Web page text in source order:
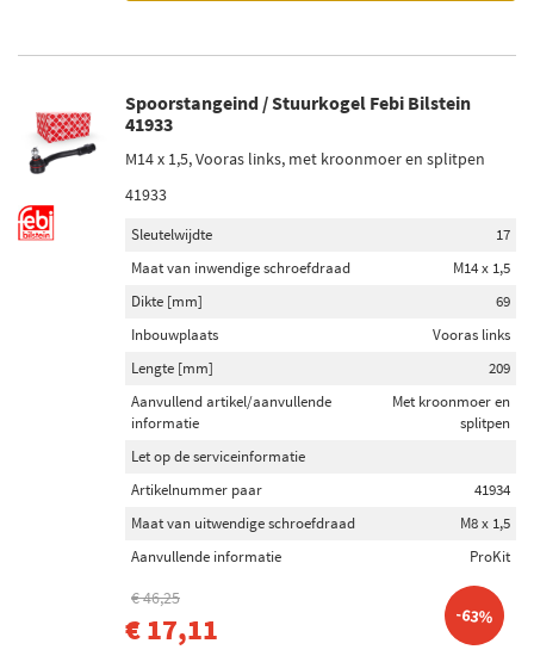
Spoorstangeind / Stuurkogel Febi Bilstein
41933
M14 x 1,5, Vooras links, met kroonmoer en splitpen
41933
Sleutelwijdte
17
Maat van inwendige schroefdraad
M14 x 1,5
Dikte [mm]
69
Inbouwplaats
Vooras links
Lengte [mm]
209
Aanvullend artikel/aanvullende
informatie
Met kroonmoer en
splitpen
Let op de serviceinformatie
Artikelnummer paar
41934
Maat van uitwendige schroefdraad
M8 x 1,5
Aanvullende informatie
ProKit
€ 46,25
€ 17,11 -63%